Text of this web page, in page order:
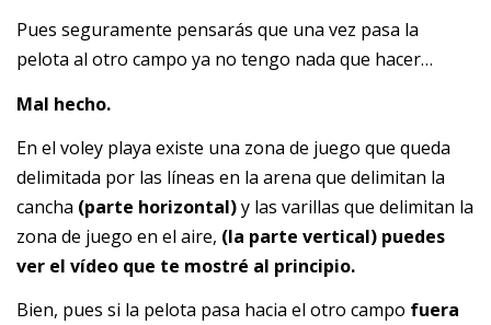
Pues seguramente pensarás que una vez pasa la
pelota al otro campo ya no tengo nada que hacer…
Mal hecho.
En el voley playa existe una zona de juego que queda
delimitada por las líneas en la arena que delimitan la
cancha (parte horizontal)y las varillas que delimitan la
zona de juego en el aire, (la parte vertical) puedes
ver el vídeo que te mostré al principio.
Bien, pues si la pelota pasa hacia el otro campo fuera